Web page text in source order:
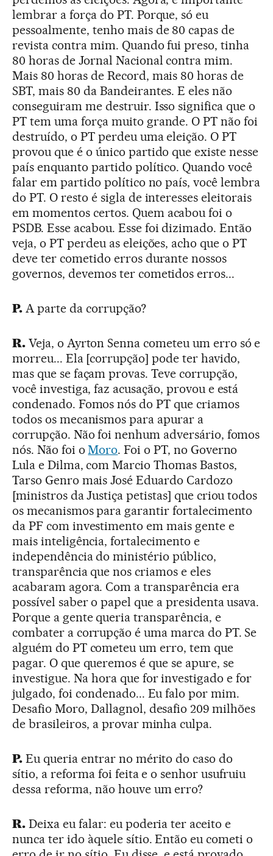
lembrar a força do PT. Porque, só eu
pessoalmente, tenho mais de 80 capas de
revista contra mim. Quando fui preso, tinha
80 horas de Jornal Nacional contra mim.
Mais 80 horas de Record, mais 80 horas de
SBT, mais 80 da Bandeirantes. E eles não
conseguiram me destruir. Isso significa que o
PT tem uma força muito grande. O PT não foi
destruído, o PT perdeu uma eleição. O PT
provou que é o único partido que existe nesse
país enquanto partido político. Quando você
falar em partido político no país, você lembra
do PT. O resto é sigla de interesses eleitorais
em momentos certos. Quem acabou foi o
PSDB. Esse acabou. Esse foi dizimado. Então
veja, o PT perdeu as eleições, acho que o PT
deve ter cometido erros durante nossos
governos, devemos ter cometidos erros...
P.A parte da corrupção?
R. Veja, o Ayrton Senna cometeu um erro só e
morreu... Ela [corrupção] pode ter havido,
mas que se façam provas. Teve corrupção,
você investiga, faz acusação, provou e está
condenado. Fomos nós do PT que criamos
todos os mecanismos para apurar a
corrupção. Não foi nenhum adversário, fomos
nós. Não foi oMoro. Foi o PT, no Governo
Lula e Dilma, com Marcio Thomas Bastos,
Tarso Genro mais José Eduardo Cardozo
[ministros da Justiça petistas] que criou todos
os mecanismos para garantir fortalecimento
da PF com investimento em mais gente e
mais inteligência, fortalecimento e
independência do ministério público,
transparência que nos criamos e eles
acabaram agora. Com a transparência era
possível saber o papel que a presidenta usava.
Porque a gente queria transparência, e
combater a corrupção é uma marca do PT. Se
alguém do PT cometeu um erro, tem que
pagar. O que queremos é que se apure, se
investigue. Na hora que for investigado e for
julgado, foi condenado... Eu falo por mim.
Desafio Moro, Dallagnol, desafio 209 milhões
de brasileiros, a provar minha culpa.
P.Eu queria entrar no mérito do caso do
sítio, a reforma foi feita e o senhor usufruiu
dessa reforma, não houve um erro?
R.Deixa eu falar: eu poderia ter aceito e
nunca ter ido àquele sítio. Então eu cometi o